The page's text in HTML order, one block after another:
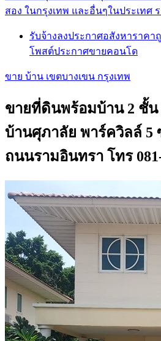
สอง ในกรุงเทพ และอื่นๆในประเทศ
รับจ้างลงประกาศอสังหาราค
โพสต์ประกาศขายคอนโด
ขาย บ้าน เขตบางเขน กรุงเทพ
ขายที่ดินพร้อมบ้าน 2 ชั้น
บ้านศุภาลัย พาร์ควิลล์ 5
ถนนรามอินทรา โทร